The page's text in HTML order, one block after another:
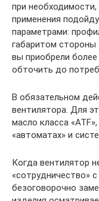
при
применения
параметрами:
габаритом стороны
вы приобрели
обточить до
В обязательном
вентилятора. Для
масло класса
«автоматах» и
Когда вентилятор
«сотрудничество»
безоговорочно